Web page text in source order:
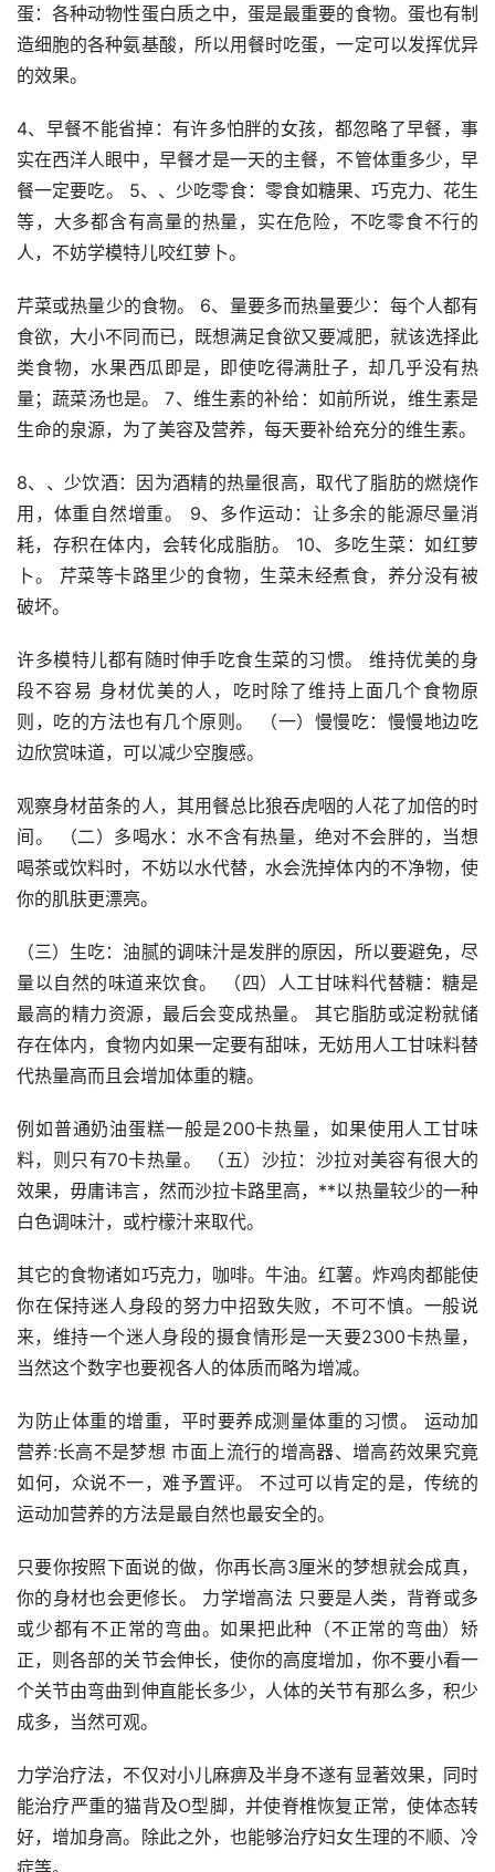
蛋：各种动物性蛋白质之中，蛋是最重要的食物。蛋也有制
造细胞的各种氨基酸，所以用餐时吃蛋，一定可以发挥优异
的效果。
4、早餐不能省掉：有许多怕胖的女孩，都忽略了早餐，事
实在西洋人眼中，早餐才是一天的主餐，不管体重多少，早
餐一定要吃。 5、、少吃零食：零食如糖果、巧克力、花生
等，大多都含有高量的热量，实在危险，不吃零食不行的
人，不妨学模特儿咬红萝卜。
芹菜或热量少的食物。 6、量要多而热量要少：每个人都有
食欲，大小不同而已，既想满足食欲又要减肥，就该选择此
类食物，水果西瓜即是，即使吃得满肚子，却几乎没有热
量；蔬菜汤也是。 7、维生素的补给：如前所说，维生素是
生命的泉源，为了美容及营养，每天要补给充分的维生素。
8、、少饮酒：因为酒精的热量很高，取代了脂肪的燃烧作
用，体重自然增重。 9、多作运动：让多余的能源尽量消
耗，存积在体内，会转化成脂肪。 10、多吃生菜：如红萝
卜。 芹菜等卡路里少的食物，生菜未经煮食，养分没有被
破坏。
许多模特儿都有随时伸手吃食生菜的习惯。 维持优美的身
段不容易 身材优美的人，吃时除了维持上面几个食物原
则，吃的方法也有几个原则。 （一）慢慢吃：慢慢地边吃
边欣赏味道，可以减少空腹感。
观察身材苗条的人，其用餐总比狼吞虎咽的人花了加倍的时
间。 （二）多喝水：水不含有热量，绝对不会胖的，当想
喝茶或饮料时，不妨以水代替，水会洗掉体内的不净物，使
你的肌肤更漂亮。
（三）生吃：油腻的调味汁是发胖的原因，所以要避免，尽
量以自然的味道来饮食。 （四）人工甘味料代替糖：糖是
最高的精力资源，最后会变成热量。 其它脂肪或淀粉就储
存在体内，食物内如果一定要有甜味，无妨用人工甘味料替
代热量高而且会增加体重的糖。
例如普通奶油蛋糕一般是200卡热量，如果使用人工甘味
料，则只有70卡热量。 （五）沙拉：沙拉对美容有很大的
效果，毋庸讳言，然而沙拉卡路里高，**以热量较少的一种
白色调味汁，或柠檬汁来取代。
其它的食物诸如巧克力，咖啡。牛油。红薯。炸鸡肉都能使
你在保持迷人身段的努力中招致失败，不可不慎。一般说
来，维持一个迷人身段的摄食情形是一天要2300卡热量，
当然这个数字也要视各人的体质而略为增减。
为防止体重的增重，平时要养成测量体重的习惯。 运动加
营养:长高不是梦想 市面上流行的增高器、增高药效果究竟
如何，众说不一，难予置评。 不过可以肯定的是，传统的
运动加营养的方法是最自然也最安全的。
只要你按照下面说的做，你再长高3厘米的梦想就会成真，
你的身材也会更修长。 力学增高法 只要是人类，背脊或多
或少都有不正常的弯曲。如果把此种（不正常的弯曲）矫
正，则各部的关节会伸长，使你的高度增加，你不要小看一
个关节由弯曲到伸直能长多少，人体的关节有那么多，积少
成多，当然可观。
力学治疗法，不仅对小儿麻痹及半身不遂有显著效果，同时
能治疗严重的猫背及O型脚，并使脊椎恢复正常，使体态转
好，增加身高。除此之外，也能够治疗妇女生理的不顺、冷
症等。